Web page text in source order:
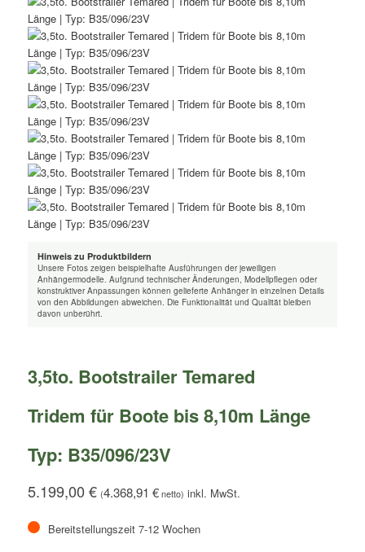
Hinweis zu Produktbildern
Unsere Fotos zeigen beispielhafte Ausführungen der jeweiligen
Anhängermodelle. Aufgrund technischer Änderungen, Modellpflegen oder
konstruktiver Anpassungen können gelieferte Anhänger in einzelnen Details
von den Abbildungen abweichen. Die Funktionalität und Qualität bleiben
davon unberührt.
3,5to. Bootstrailer Temared
Tridem für Boote bis 8,10m Länge
Typ: B35/096/23V
5.199,00€ (4.368,91€ netto)
Bereitstellungszeit 7-12 Wochen